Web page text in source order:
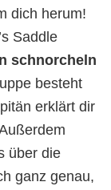
dich herum!
Saddle
schnorcheln
besteht
erklärt dir
über die
ganz genau,